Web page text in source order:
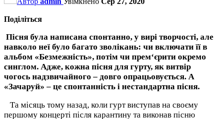
Поділіться
Пісня була написана спонтанно, у вирі творчості, але
навколо неї було багато зволікань: чи включати її в
альбом «Безмежність», потім чи прем‘єрити окремо
синглом. Адже, кожна пісня для гурту, як витвір
чогось надзвичайного – довго опрацьовується. А
«Зачаруй» – це спонтанність і нестандартна пісня.
Та місяць тому назад, коли гурт виступав на своєму
першому концерті після карантину та виконав пісню